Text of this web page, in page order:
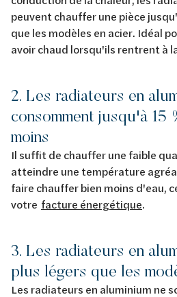
peuvent chauffer une pièce
que les modèles en acier. Idéal
avoir chaud lorsqu'ils rentrent à
2. Les radiateurs en
consomment jusqu'à 15
moins
Il suffit de chauffer une faible
atteindre une température
faire chauffer bien moins d'eau,
votre facture énergétique.
3. Les radiateurs en
plus légers que les
Les radiateurs en aluminium ne